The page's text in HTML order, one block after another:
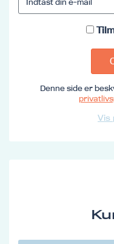
Denne side er
Vis